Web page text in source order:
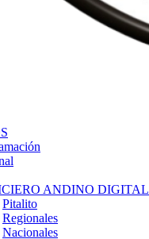
ANDINO DIGITAL
Pitalito
Regionales
Nacionales